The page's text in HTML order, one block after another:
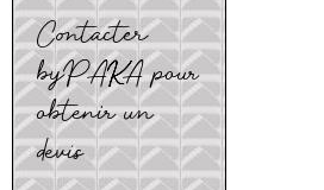
Contacter
byPAKA pour
obtenir un
devis